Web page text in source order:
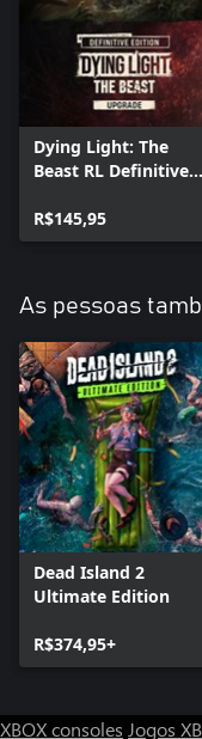
Dying Light: The
Beast RL Definitive
R$145,95
As pessoas
Dead Island 2
Ultimate Edition
R$374,95+
XBOX consoles Jogos